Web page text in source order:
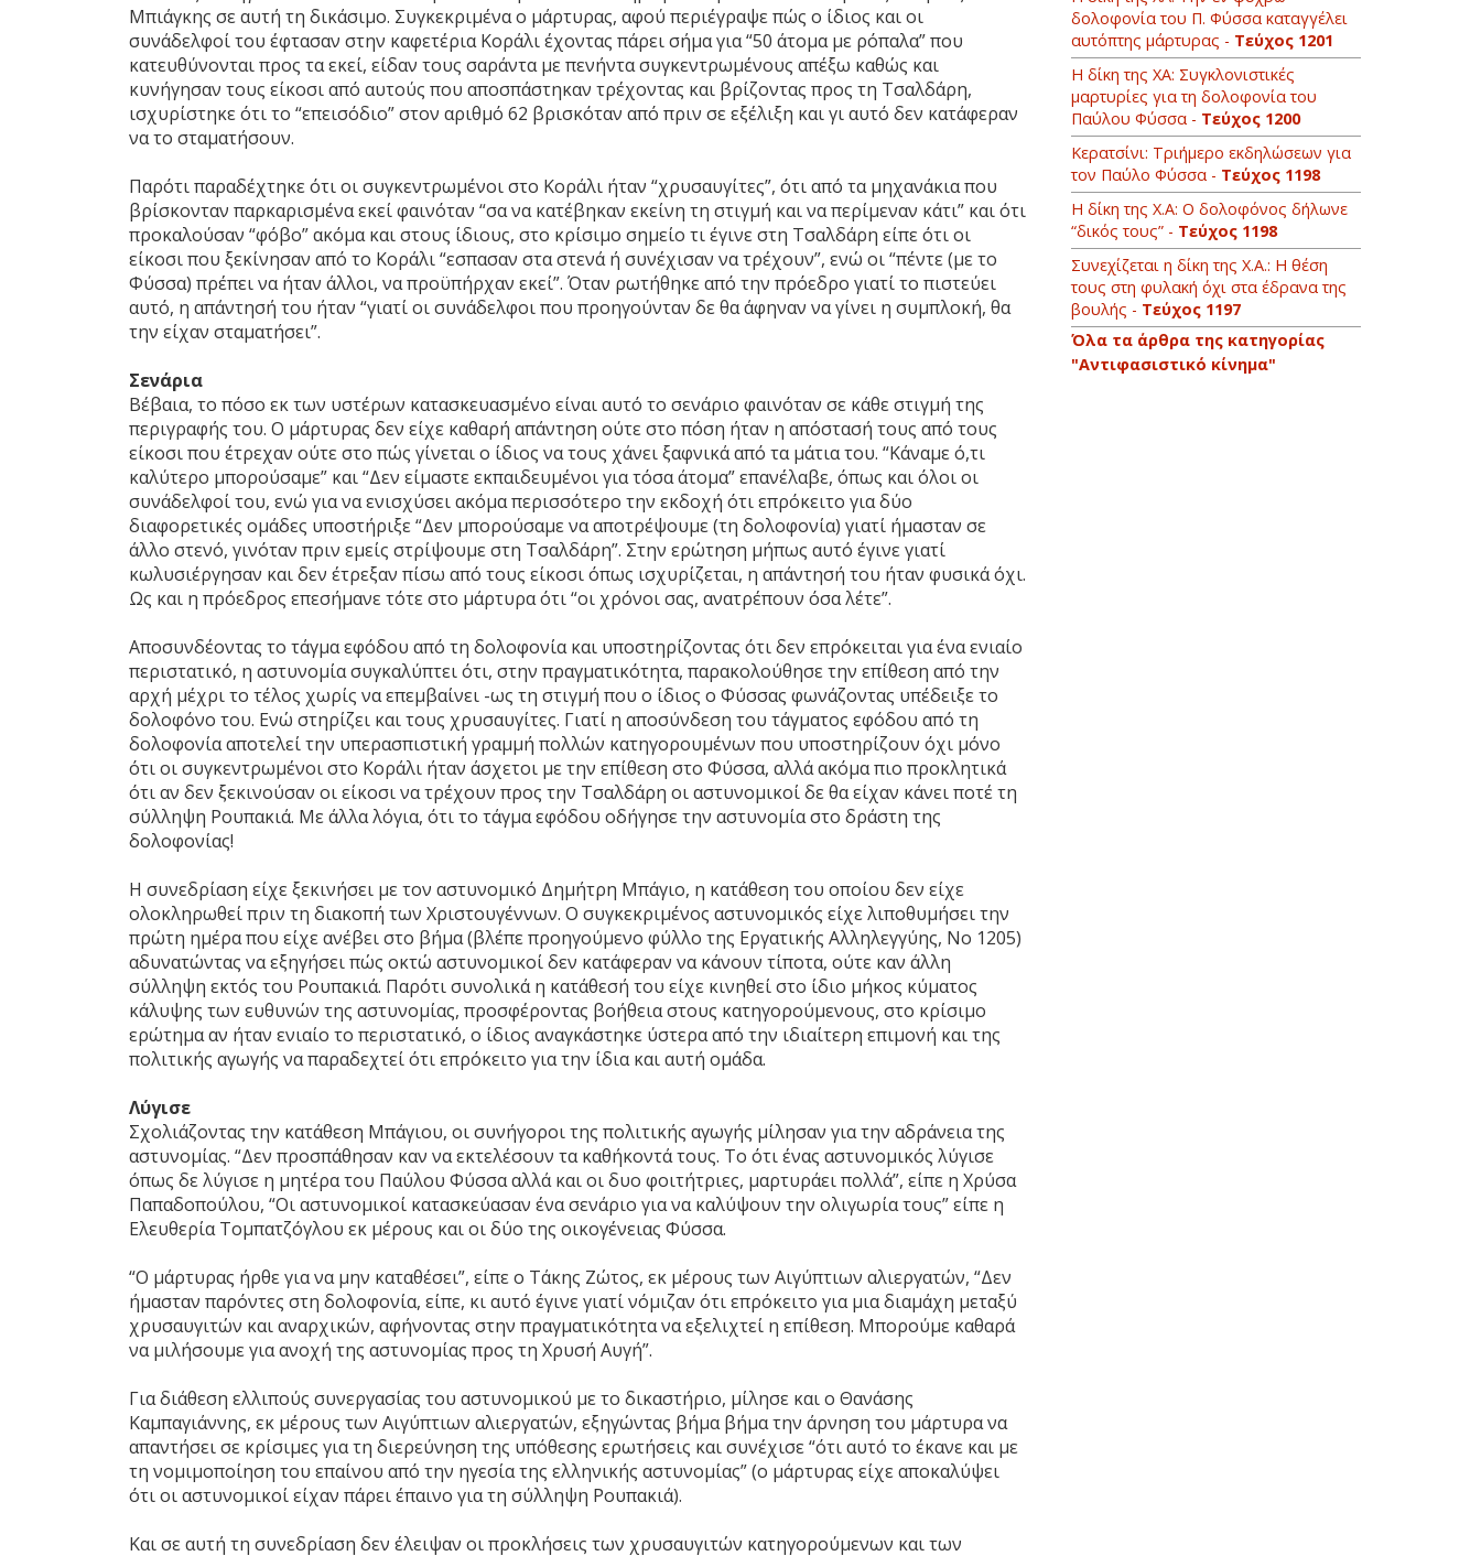
Μπιάγκης σε αυτή τη δικάσιμο. Συγκεκριμένα ο μάρτυρας, αφού περιέγραψε πώς ο ίδιος και οι
συνάδελφοί του έφτασαν στην καφετέρια Κοράλι έχοντας πάρει σήμα για “50 άτομα με ρόπαλα” που
κατευθύνονται προς τα εκεί, είδαν τους σαράντα με πενήντα συγκεντρωμένους απέξω καθώς και
κυνήγησαν τους είκοσι από αυτούς που αποσπάστηκαν τρέχοντας και βρίζοντας προς τη Τσαλδάρη,
ισχυρίστηκε ότι το “επεισόδιο” στον αριθμό 62 βρισκόταν από πριν σε εξέλιξη και γι αυτό δεν κατάφεραν
να το σταματήσουν.
Παρότι παραδέχτηκε ότι οι συγκεντρωμένοι στο Κοράλι ήταν “χρυσαυγίτες”, ότι από τα μηχανάκια που
βρίσκονταν παρκαρισμένα εκεί φαινόταν “σα να κατέβηκαν εκείνη τη στιγμή και να περίμεναν κάτι” και ότι
προκαλούσαν “φόβο” ακόμα και στους ίδιους, στο κρίσιμο σημείο τι έγινε στη Τσαλδάρη είπε ότι οι
είκοσι που ξεκίνησαν από το Κοράλι “εσπασαν στα στενά ή συνέχισαν να τρέχουν”, ενώ οι “πέντε (με το
Φύσσα) πρέπει να ήταν άλλοι, να προϋπήρχαν εκεί”. Όταν ρωτήθηκε από την πρόεδρο γιατί το πιστεύει
αυτό, η απάντησή του ήταν “γιατί οι συνάδελφοι που προηγούνταν δε θα άφηναν να γίνει η συμπλοκή, θα
την είχαν σταματήσει”.
Σενάρια
Βέβαια, το πόσο εκ των υστέρων κατασκευασμένο είναι αυτό το σενάριο φαινόταν σε κάθε στιγμή της
περιγραφής του. Ο μάρτυρας δεν είχε καθαρή απάντηση ούτε στο πόση ήταν η απόστασή τους από τους
είκοσι που έτρεχαν ούτε στο πώς γίνεται ο ίδιος να τους χάνει ξαφνικά από τα μάτια του. “Κάναμε ό,τι
καλύτερο μπορούσαμε” και “Δεν είμαστε εκπαιδευμένοι για τόσα άτομα” επανέλαβε, όπως και όλοι οι
συνάδελφοί του, ενώ για να ενισχύσει ακόμα περισσότερο την εκδοχή ότι επρόκειτο για δύο
διαφορετικές ομάδες υποστήριξε “Δεν μπορούσαμε να αποτρέψουμε (τη δολοφονία) γιατί ήμασταν σε
άλλο στενό, γινόταν πριν εμείς στρίψουμε στη Τσαλδάρη”. Στην ερώτηση μήπως αυτό έγινε γιατί
κωλυσιέργησαν και δεν έτρεξαν πίσω από τους είκοσι όπως ισχυρίζεται, η απάντησή του ήταν φυσικά όχι.
Ως και η πρόεδρος επεσήμανε τότε στο μάρτυρα ότι “οι χρόνοι σας, ανατρέπουν όσα λέτε”.
Αποσυνδέοντας το τάγμα εφόδου από τη δολοφονία και υποστηρίζοντας ότι δεν επρόκειται για ένα ενιαίο
περιστατικό, η αστυνομία συγκαλύπτει ότι, στην πραγματικότητα, παρακολούθησε την επίθεση από την
αρχή μέχρι το τέλος χωρίς να επεμβαίνει -ως τη στιγμή που ο ίδιος ο Φύσσας φωνάζοντας υπέδειξε το
δολοφόνο του. Ενώ στηρίζει και τους χρυσαυγίτες. Γιατί η αποσύνδεση του τάγματος εφόδου από τη
δολοφονία αποτελεί την υπερασπιστική γραμμή πολλών κατηγορουμένων που υποστηρίζουν όχι μόνο
ότι οι συγκεντρωμένοι στο Κοράλι ήταν άσχετοι με την επίθεση στο Φύσσα, αλλά ακόμα πιο προκλητικά
ότι αν δεν ξεκινούσαν οι είκοσι να τρέχουν προς την Τσαλδάρη οι αστυνομικοί δε θα είχαν κάνει ποτέ τη
σύλληψη Ρουπακιά. Με άλλα λόγια, ότι το τάγμα εφόδου οδήγησε την αστυνομία στο δράστη της
δολοφονίας!
Η συνεδρίαση είχε ξεκινήσει με τον αστυνομικό Δημήτρη Μπάγιο, η κατάθεση του οποίου δεν είχε
ολοκληρωθεί πριν τη διακοπή των Χριστουγέννων. Ο συγκεκριμένος αστυνομικός είχε λιποθυμήσει την
πρώτη ημέρα που είχε ανέβει στο βήμα (βλέπε προηγούμενο φύλλο της Εργατικής Αλληλεγγύης, Νο 1205)
αδυνατώντας να εξηγήσει πώς οκτώ αστυνομικοί δεν κατάφεραν να κάνουν τίποτα, ούτε καν άλλη
σύλληψη εκτός του Ρουπακιά. Παρότι συνολικά η κατάθεσή του είχε κινηθεί στο ίδιο μήκος κύματος
κάλυψης των ευθυνών της αστυνομίας, προσφέροντας βοήθεια στους κατηγορούμενους, στο κρίσιμο
ερώτημα αν ήταν ενιαίο το περιστατικό, ο ίδιος αναγκάστηκε ύστερα από την ιδιαίτερη επιμονή και της
πολιτικής αγωγής να παραδεχτεί ότι επρόκειτο για την ίδια και αυτή ομάδα.
Λύγισε
Σχολιάζοντας την κατάθεση Μπάγιου, οι συνήγοροι της πολιτικής αγωγής μίλησαν για την αδράνεια της
αστυνομίας. “Δεν προσπάθησαν καν να εκτελέσουν τα καθήκοντά τους. Το ότι ένας αστυνομικός λύγισε
όπως δε λύγισε η μητέρα του Παύλου Φύσσα αλλά και οι δυο φοιτήτριες, μαρτυράει πολλά”, είπε η Χρύσα
Παπαδοπούλου, “Οι αστυνομικοί κατασκεύασαν ένα σενάριο για να καλύψουν την ολιγωρία τους” είπε η
Ελευθερία Τομπατζόγλου εκ μέρους και οι δύο της οικογένειας Φύσσα.
“Ο μάρτυρας ήρθε για να μην καταθέσει”, είπε ο Τάκης Ζώτος, εκ μέρους των Αιγύπτιων αλιεργατών, “Δεν
ήμασταν παρόντες στη δολοφονία, είπε, κι αυτό έγινε γιατί νόμιζαν ότι επρόκειτο για μια διαμάχη μεταξύ
χρυσαυγιτών και αναρχικών, αφήνοντας στην πραγματικότητα να εξελιχτεί η επίθεση. Μπορούμε καθαρά
να μιλήσουμε για ανοχή της αστυνομίας προς τη Χρυσή Αυγή”.
Για διάθεση ελλιπούς συνεργασίας του αστυνομικού με το δικαστήριο, μίλησε και ο Θανάσης
Καμπαγιάννης, εκ μέρους των Αιγύπτιων αλιεργατών, εξηγώντας βήμα βήμα την άρνηση του μάρτυρα να
απαντήσει σε κρίσιμες για τη διερεύνηση της υπόθεσης ερωτήσεις και συνέχισε “ότι αυτό το έκανε και με
τη νομιμοποίηση του επαίνου από την ηγεσία της ελληνικής αστυνομίας” (ο μάρτυρας είχε αποκαλύψει
ότι οι αστυνομικοί είχαν πάρει έπαινο για τη σύλληψη Ρουπακιά).
Και σε αυτή τη συνεδρίαση δεν έλειψαν οι προκλήσεις των χρυσαυγιτών κατηγορούμενων και των
δολοφονία του Π. Φύσσα καταγγέλει
αυτόπτης μάρτυρας - Τεύχος 1201
Η δίκη της ΧΑ: Συγκλονιστικές
μαρτυρίες για τη δολοφονία του
Παύλου Φύσσα - Τεύχος 1200
Κερατσίνι: Τριήμερο εκδηλώσεων για
τον Παύλο Φύσσα - Τεύχος 1198
Η δίκη της Χ.Α: Ο δολοφόνος δήλωνε
“δικός τους” - Τεύχος 1198
Συνεχίζεται η δίκη της Χ.Α.: Η θέση
τους στη φυλακή όχι στα έδρανα της
βουλής - Τεύχος 1197
Όλα τα άρθρα της κατηγορίας
"Αντιφασιστικό κίνημα"